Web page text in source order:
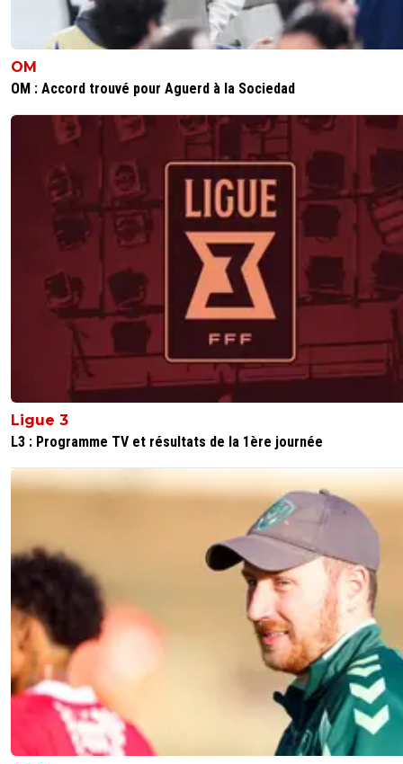
OM
OM : Accord trouvé pour Aguerd à la Sociedad
Ligue 3
L3 : Programme TV et résultats de la 1ère journée